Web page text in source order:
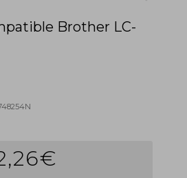
Brother LC-